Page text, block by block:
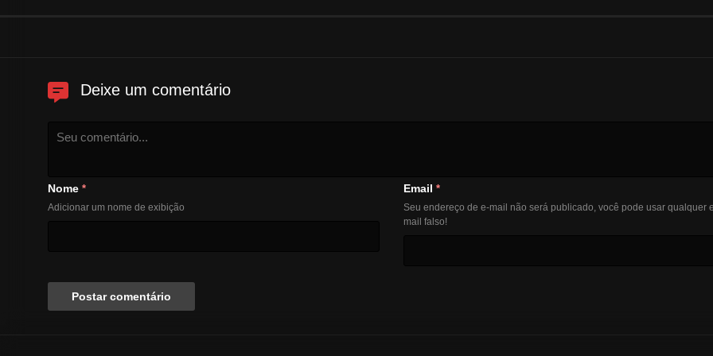
Deixe um comentário
Nome *
Adicionar um nome de exibição
Email *
Seu endereço de e-mail não será publicado, você pode usar qualquer
mail falso!